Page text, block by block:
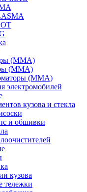
(MMA)
(MMA)
(MMA)
электромобилей
кузова и стекла
и обшивки
кузова
тележки